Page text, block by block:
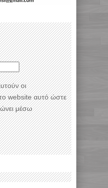
οι
website αυτό ώστε
μέσω